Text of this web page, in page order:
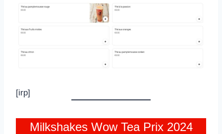
[irp]
Milkshakes Wow Tea Prix 2024